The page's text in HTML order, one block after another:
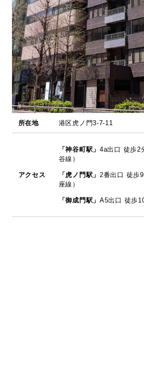
日本語 English
所在地 港区虎ノ門3-7-11
アクセス
「神谷町駅」 4a出口 徒歩2
谷線）
「虎ノ門駅」 2番出口 徒歩
座線）
「御成門駅」 A5出口 徒歩